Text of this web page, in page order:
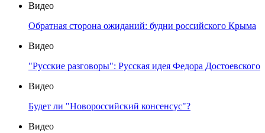
Видео
Обратная сторона ожиданий: будни российского Крыма
Видео
"Русские разговоры": Русская идея Федора Достоевского
Видео
Будет ли "Новороссийский консенсус"?
Видео